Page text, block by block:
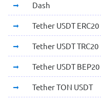
Dash
Tether USDT ERC20
Tether USDT TRC20
Tether USDT BEP20
Tether TON USDT